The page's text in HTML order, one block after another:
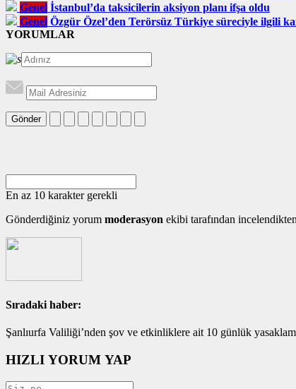
Genel İstanbul’da taksicilerin aksiyon planı ifşa oldu
Genel Özgür Özel’den Terörsüz Türkiye süreciyle ilgili
YORUMLAR
Gönder
En az 10 karakter gerekli
Gönderdiğiniz yorum moderasyon ekibi tarafından
Sıradaki haber:
Şanlıurfa Valiliği’nden şov ve etkinliklere ait 10 günlük
HIZLI YORUM YAP